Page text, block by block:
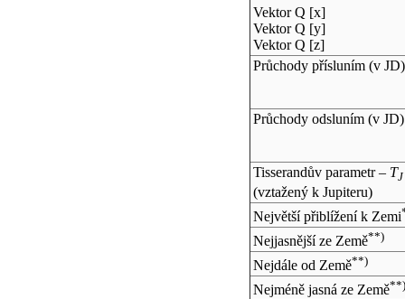
Vektor Q [x]
Vektor Q [y]
Vektor Q [z]
Průchody přísluním (v JD)
Průchody odsluním (v JD)
Tisserandův parametr – TJ
(vztažený k Jupiteru)
Největší přiblížení k Zemi
Nejjasnější ze Země**)
Nejdále od Země**)
Nejméně jasná ze Země**)